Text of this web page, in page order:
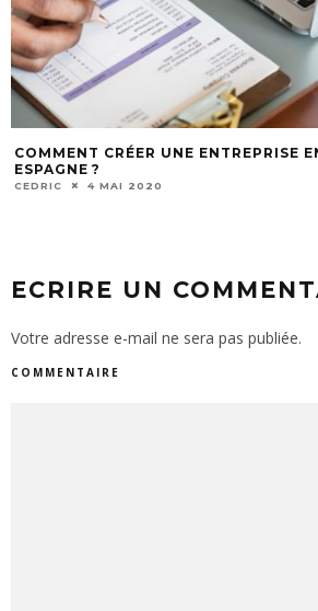
COMMENT CRÉER UNE ENTREPRISE
ESPAGNE ?
CEDRIC 4 MAI 2020
ECRIRE UN
Votre adresse e-mail ne sera pas publiée.
COMMENTAIRE